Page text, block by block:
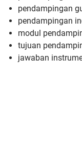
pendampingan
pendampingan
modul
tujuan
jawaban